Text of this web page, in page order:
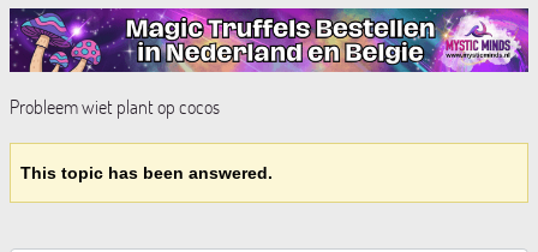
Probleem wiet plant op cocos
This topic has been answered.